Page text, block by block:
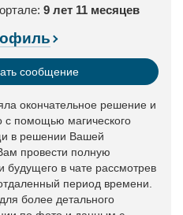
9 лет 11 месяцев
сообщение
окончательное решение и
с помощью магического
в решении Вашей
провести полную
будущего в чате рассмотрев
период времени.
более детального